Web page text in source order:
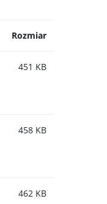
Rozmiar
451 KB
458 KB
462 KB